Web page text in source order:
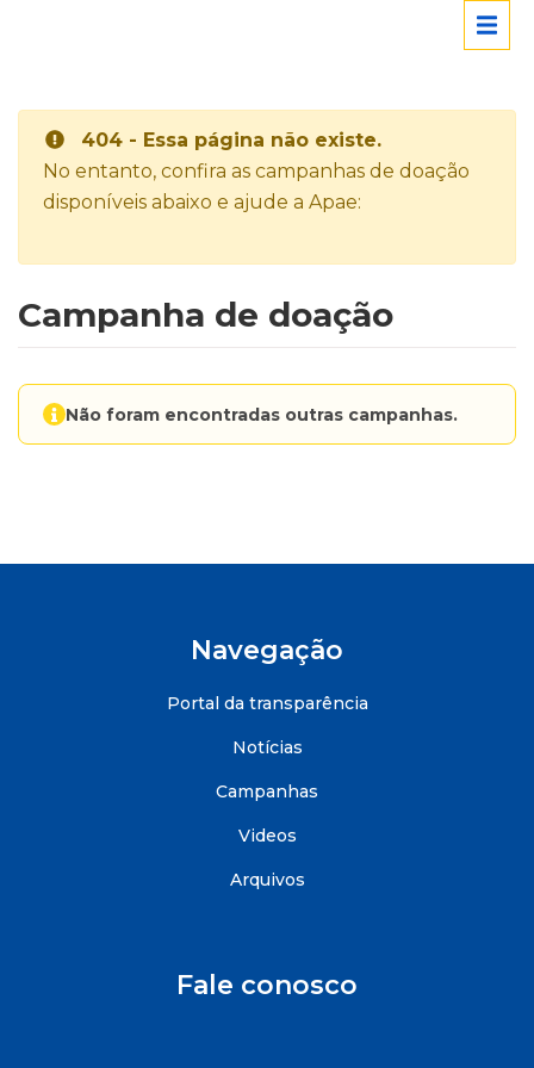
404 - Essa página não existe.
No entanto, confira as campanhas de doação
disponíveis abaixo e ajude a Apae:
Campanha de doação
Não foram encontradas outras campanhas.
Navegação
Portal da transparência
Notícias
Campanhas
Videos
Arquivos
Fale conosco